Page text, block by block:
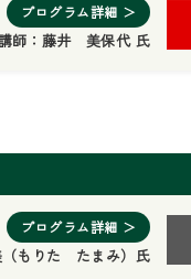
プログラム詳細 ＞
師： 藤井 美保代 氏
プログラム詳細 ＞
もりた たまみ）氏